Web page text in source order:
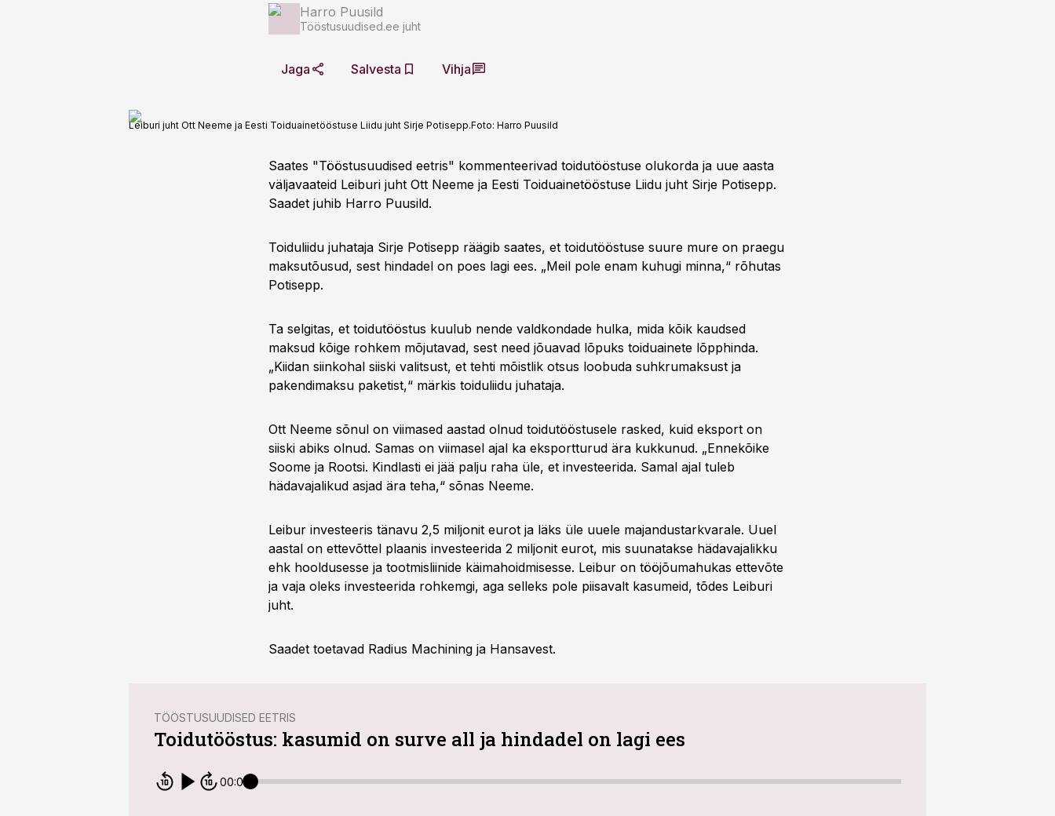
Harro Puusild
Tööstusuudised.ee juht
Jaga Salvesta Vihja
Leiburi juht Ott Neeme ja Eesti Toiduainetööstuse Liidu juht Sirje Potisepp.Foto: Harro Puusild
Saates "Tööstusuudised eetris" kommenteerivad toidutööstuse olukorda ja uue aasta
väljavaateid Leiburi juht Ott Neeme ja Eesti Toiduainetööstuse Liidu juht Sirje Potisepp.
Saadet juhib Harro Puusild.
Toiduliidu juhataja Sirje Potisepp räägib saates, et toidutööstuse suure mure on praegu
maksutõusud, sest hindadel on poes lagi ees. „Meil pole enam kuhugi minna,“ rõhutas
Potisepp.
Ta selgitas, et toidutööstus kuulub nende valdkondade hulka, mida kõik kaudsed
maksud kõige rohkem mõjutavad, sest need jõuavad lõpuks toiduainete lõpphinda.
„Kiidan siinkohal siiski valitsust, et tehti mõistlik otsus loobuda suhkrumaksust ja
pakendimaksu paketist,“ märkis toiduliidu juhataja.
Ott Neeme sõnul on viimased aastad olnud toidutööstusele rasked, kuid eksport on
siiski abiks olnud. Samas on viimasel ajal ka eksportturud ära kukkunud. „Ennekõike
Soome ja Rootsi. Kindlasti ei jää palju raha üle, et investeerida. Samal ajal tuleb
hädavajalikud asjad ära teha,“ sõnas Neeme.
Leibur investeeris tänavu 2,5 miljonit eurot ja läks üle uuele majandustarkvarale. Uuel
aastal on ettevõttel plaanis investeerida 2 miljonit eurot, mis suunatakse hädavajalikku
ehk hooldusesse ja tootmisliinide käimahoidmisesse. Leibur on tööjõumahukas ettevõte
ja vaja oleks investeerida rohkemgi, aga selleks pole piisavalt kasumeid, tõdes Leiburi
juht.
Saadet toetavad Radius Machining ja Hansavest.
TÖÖSTUSUUDISED EETRIS
Toidutööstus: kasumid on surve all ja hindadel on lagi ees
00:00